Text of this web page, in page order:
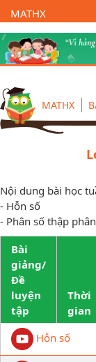
MATHX
Trường
MATHX
Nội dung bài học
- Hỗn số
- Phân số thập phân
Bài
giảng/
Đề
luyện
tập
Thời
gian
Hỗn số